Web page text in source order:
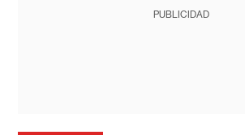
PUBLICIDAD